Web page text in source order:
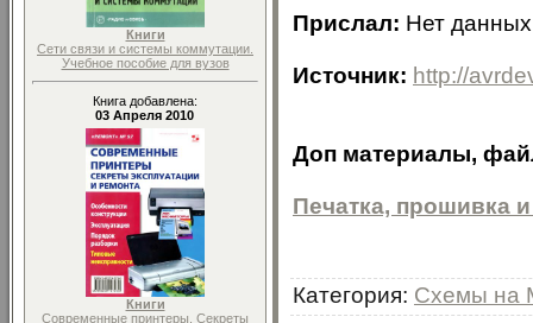
Книги
Сети связи и системы коммутации.
Учебное пособие для вузов
Книга добавлена:
03 Апреля 2010
Книги
Современные принтеры. Секреты
Прислал: Нет данных
Источник: http://
Доп материалы,
Печатка, прошивка
Категория: Схемы на